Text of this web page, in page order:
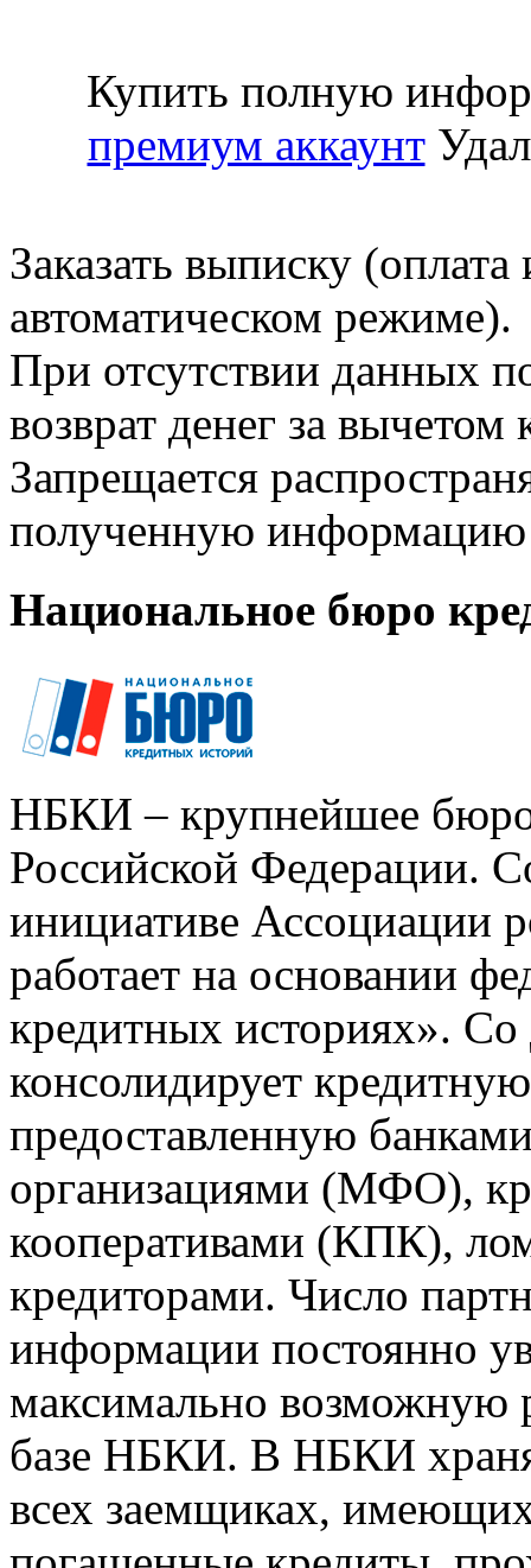
Купить полную
премиум аккаунт
Заказать выписку
автоматическом режиме).
При отсутствии данных
возврат денег за
Запрещается
полученную информацию
Национальное бюро
НБКИ – крупнейшее
Российской Федерации.
инициативе Ассоциации
работает на основании
кредитных историях».
консолидирует
предоставленную
организациями (МФО),
кооперативами (КПК),
кредиторами. Число
информации постоянно
максимально возможную
базе НБКИ. В НБКИ
всех заемщиках,